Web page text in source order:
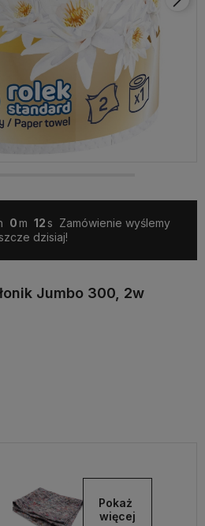
0 11
Zamówienie wyślemy
dzisiaj!
Jumbo 300, 2w
Pokaż
więcej